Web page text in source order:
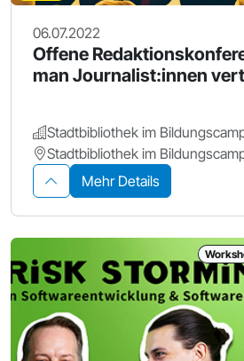
06.07.2022
Offene
man Journalist:innen
Stadtbibliothek im
Stadtbibliothek im
Mehr Details